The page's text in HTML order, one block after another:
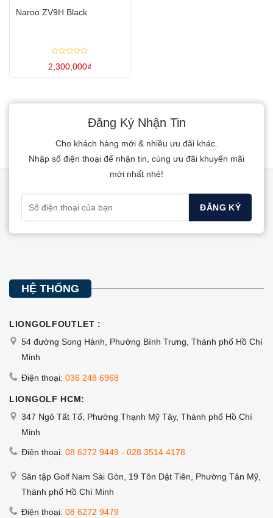
chọn
chọn
sản
phẩm
Naroo ZV9H Black
xếp
hạng
2,300,000₫
Đăng Ký Nhận Tin
Cho khách hàng mới & nhiều ưu đãi khác.
Nhập số điện thoại để nhận tin, cùng ưu đãi khuyến mãi
mới nhất nhé!
HỆ THỐNG
LIONGOLFOUTLET :
54 đường Song Hành, Phường Bình Trưng, Thành phố Hồ Chí
Minh
Điện thoại: 036 248 6968
LIONGOLF HCM:
347 Ngô Tất Tố, Phường Thạnh Mỹ Tây, Thành phố Hồ Chí
Minh
Điện thoại: 08 6272 9449 - 028 3514 4178
Sân tập Golf Nam Sài Gòn, 19 Tôn Dật Tiên, Phường Tân Mỹ,
Thành phố Hồ Chí Minh
Điện thoại: 08 6272 9479